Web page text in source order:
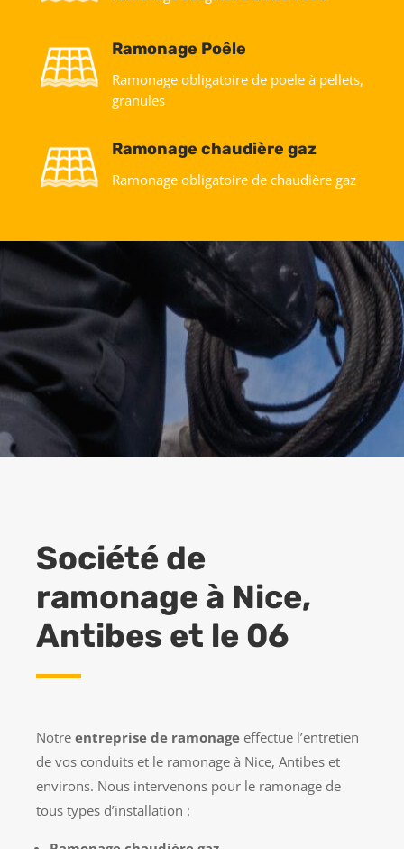
Ramonage Poêle
Ramonage obligatoire de poele à pellets,
granules
Ramonage chaudière gaz
Ramonage obligatoire de chaudière gaz
Société de
ramonage à Nice,
Antibes et le 06
Notre entreprise de ramonage effectue l’entretien
de vos conduits et le ramonage à Nice, Antibes et
environs. Nous intervenons pour le ramonage de
tous types d’installation :